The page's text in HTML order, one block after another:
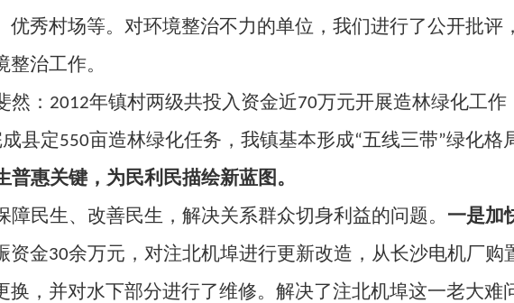
优秀村场等。对环境整治不力的单位，我们进行了公开批评
治工作。
然： 2012年镇村两级共投入资金近70万元开展造林绿化工
县定550亩造林绿化任务，我镇基本形成“五线三带”绿化格
普惠关键，为民利民描绘新蓝图。
障民生、改善民生，解决关系群众切身利益的问题。 一是加
资金30余万元，对注北机埠进行更新改造，从长沙电机厂购
换，并对水下部分进行了维修。解决了注北机埠这一老大难